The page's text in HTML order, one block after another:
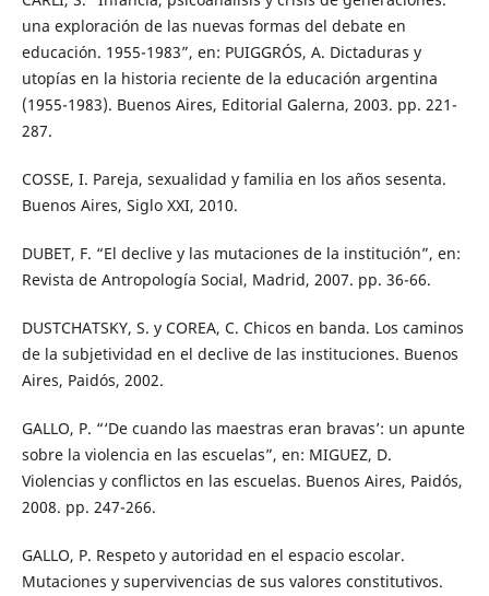
una exploración de las nuevas formas del debate en
educación. 1955-1983”, en: PUIGGRÓS, A. Dictaduras y
utopías en la historia reciente de la educación argentina
(1955-1983). Buenos Aires, Editorial Galerna, 2003. pp. 221-
287.
COSSE, I. Pareja, sexualidad y familia en los años sesenta.
Buenos Aires, Siglo XXI, 2010.
DUBET, F. “El declive y las mutaciones de la institución”, en:
Revista de Antropología Social, Madrid, 2007. pp. 36-66.
DUSTCHATSKY, S. y COREA, C. Chicos en banda. Los caminos
de la subjetividad en el declive de las instituciones. Buenos
Aires, Paidós, 2002.
GALLO, P. “‘De cuando las maestras eran bravas’: un apunte
sobre la violencia en las escuelas”, en: MIGUEZ, D.
Violencias y conflictos en las escuelas. Buenos Aires, Paidós,
2008. pp. 247-266.
GALLO, P. Respeto y autoridad en el espacio escolar.
Mutaciones y supervivencias de sus valores constitutivos.